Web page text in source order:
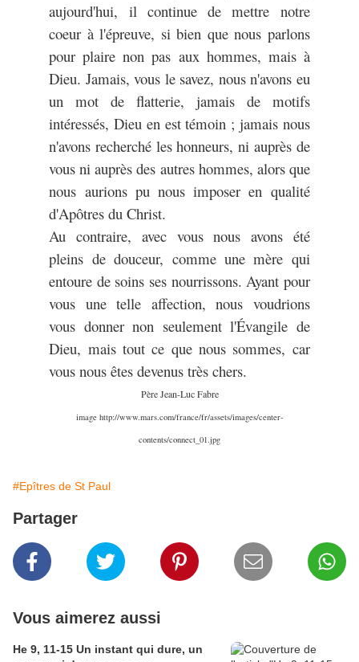
aujourd'hui, il continue de mettre notre
coeur à l'épreuve, si bien que nous parlons
pour plaire non pas aux hommes, mais à
Dieu. Jamais, vous le savez, nous n'avons eu
un mot de flatterie, jamais de motifs
intéressés, Dieu en est témoin ; jamais nous
n'avons recherché les honneurs, ni auprès de
vous ni auprès des autres hommes, alors que
nous aurions pu nous imposer en qualité
d'Apôtres du Christ.
Au contraire, avec vous nous avons été
pleins de douceur, comme une mère qui
entoure de soins ses nourrissons. Ayant pour
vous une telle affection, nous voudrions
vous donner non seulement l'Évangile de
Dieu, mais tout ce que nous sommes, car
vous nous êtes devenus très chers.
Père Jean-Luc Fabre
image http://www.mars.com/france/fr/assets/images/center-
contents/connect_01.jpg
#Epîtres de St Paul
Partager
Vous aimerez aussi
He 9, 11-15 Un instant qui dure, un